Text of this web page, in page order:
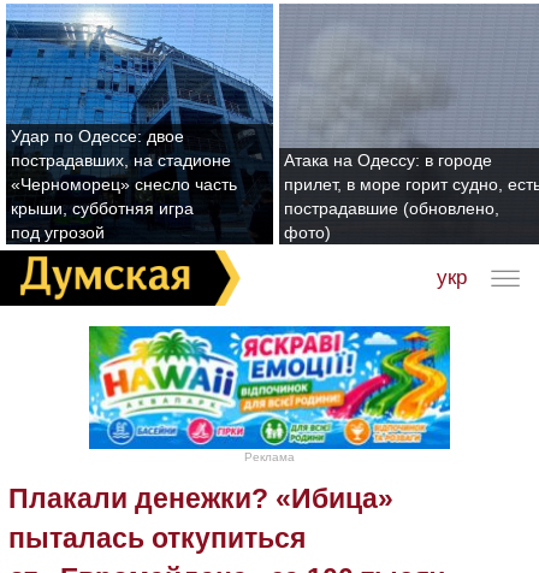
Удар по Одессе: двое
пострадавших, на стадионе
«Черноморец» снесло часть
крыши, субботняя игра
под угрозой
Атака на Одессу: в городе
прилет, в море горит судно,
пострадавшие (обновлено,
фото)
укр
Реклама
Плакали денежки? «Ибица»
пыталась откупиться